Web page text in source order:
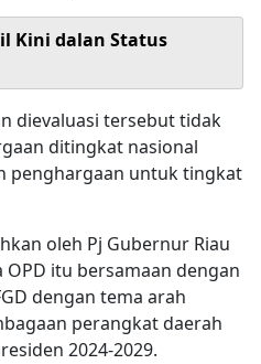
Kini dalan Status
dievaluasi tersebut tidak
ditingkat nasional
penghargaan untuk tingkat
oleh Pj Gubernur Riau
OPD itu bersamaan dengan
dengan tema arah
perangkat daerah
2024-2029.